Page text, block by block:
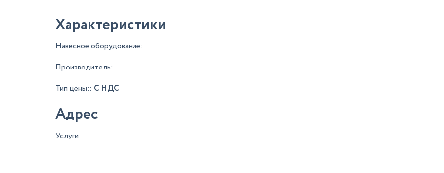
Характеристики
Навесное оборудование:
Производитель:
Тип цены:: С НДС
Адрес
Услуги